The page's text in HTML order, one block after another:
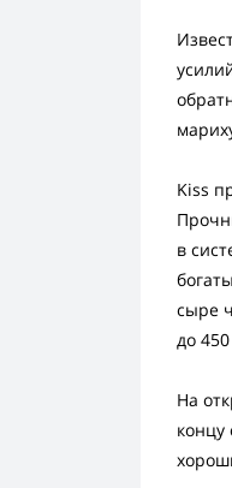
Kiss
в
сыре
до
На
концу